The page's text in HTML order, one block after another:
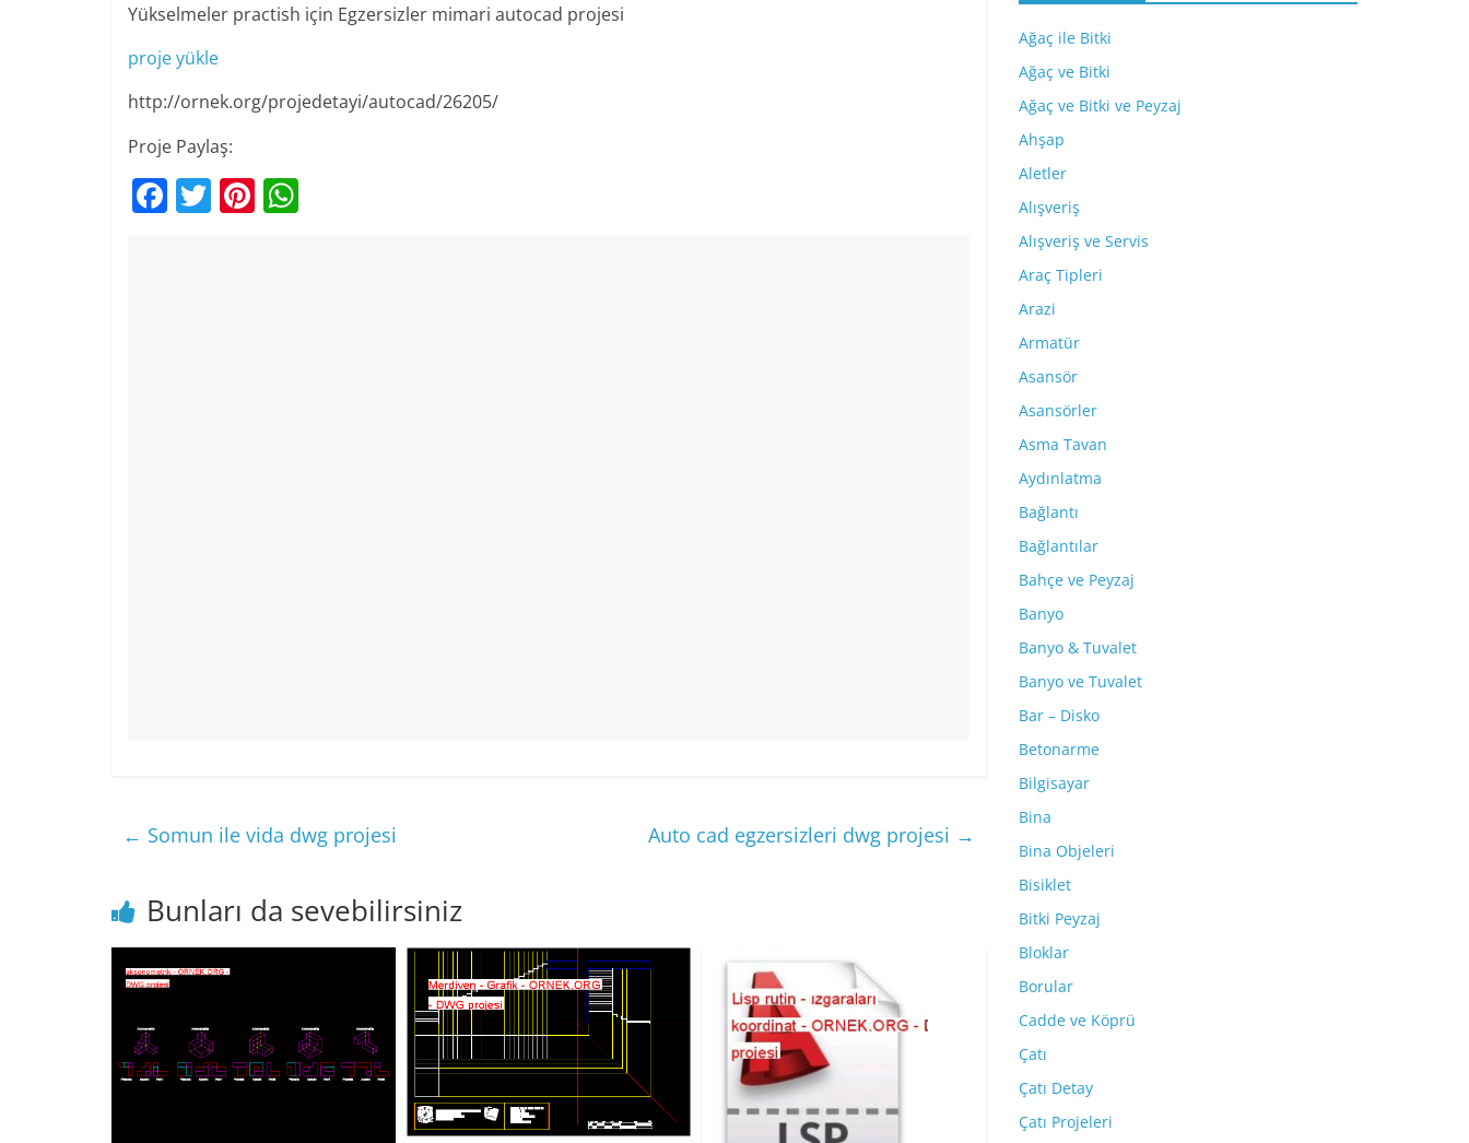
Yükselmeler practish için Egzersizler mimari autocad projesi
proje yükle
http://ornek.org/projedetayi/autocad/26205/
Proje Paylaş:
F T Pi
← Somun ile vida dwg projesi Auto cad egzersizleri dwg projesi →
Bunları da sevebilirsiniz
Ağaç ile Bitki
Ağaç ve Bitki
Ağaç ve Bitki ve Peyzaj
Ahşap
Aletler
Alışveriş
Alışveriş ve Servis
Araç Tipleri
Arazi
Armatür
Asansör
Asansörler
Asma Tavan
Aydınlatma
Bağlantı
Bağlantılar
Bahçe ve Peyzaj
Banyo
Banyo & Tuvalet
Banyo ve Tuvalet
Bar – Disko
Betonarme
Bilgisayar
Bina
Bina Objeleri
Bisiklet
Bitki Peyzaj
Bloklar
Borular
Cadde ve Köprü
Çatı
Çatı Detay
Çatı Projeleri